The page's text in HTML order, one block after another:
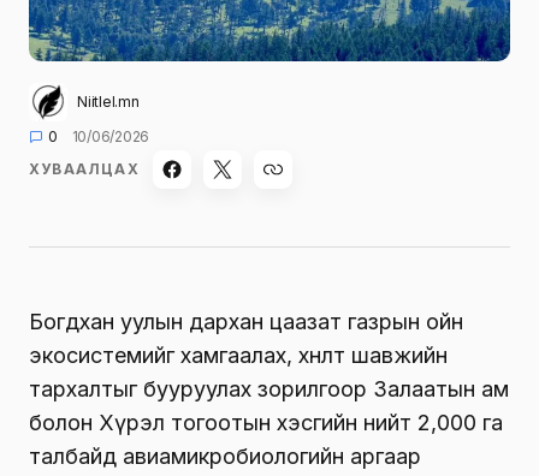
Niitlel.mn
0
10/06/2026
ХУВААЛЦАХ
Богдхан уулын дархан цаазат газрын ойн
экосистемийг хамгаалах, хөнөөлт шавжийн
тархалтыг бууруулах зорилгоор Залаатын ам
болон Хүрэл тогоотын хэсгийн нийт 2,000 га
талбайд авиамикробиологийн аргаар